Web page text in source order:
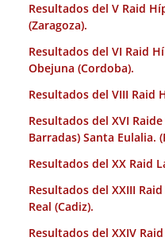
Resultados del V Raid
(Zaragoza).
Resultados del VI Raid
Obejuna (Cordoba).
Resultados del VIII Raid
Resultados del XVI
Barradas) Santa Eulalia.
Resultados del XX Raid
Resultados del XXIII
Real (Cadiz).
Resultados del XXIV